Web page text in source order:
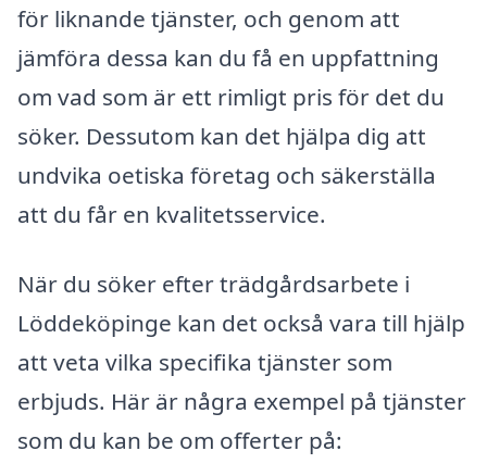
för liknande tjänster, och genom att
jämföra dessa kan du få en uppfattning
om vad som är ett rimligt pris för det du
söker. Dessutom kan det hjälpa dig att
undvika oetiska företag och säkerställa
att du får en kvalitetsservice.
När du söker efter trädgårdsarbete i
Löddeköpinge kan det också vara till hjälp
att veta vilka specifika tjänster som
erbjuds. Här är några exempel på tjänster
som du kan be om offerter på: